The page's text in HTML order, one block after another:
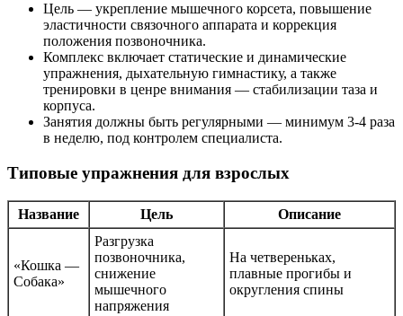
Цель — укрепление мышечного корсета, повышение
эластичности связочного аппарата и коррекция
положения позвоночника.
Комплекс включает статические и динамические
упражнения, дыхательную гимнастику, а также
тренировки в ценре внимания — стабилизации таза и
корпуса.
Занятия должны быть регулярными — минимум 3-4 раза
в неделю, под контролем специалиста.
Типовые упражнения для взрослых
Название Цель Описание
«Кошка —
Собака»
Разгрузка
позвоночника,
снижение
мышечного
напряжения
На четвереньках,
плавные прогибы и
округления спины